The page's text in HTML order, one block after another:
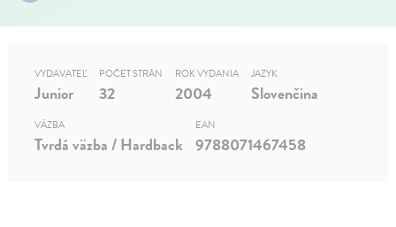
VYDAVATEĽ
Junior
POČET STRÁN
32
ROK VYDANIA
2004
JAZYK
Slovenčina
VÄZBA
Tvrdá väzba / Hardback
EAN
9788071467458